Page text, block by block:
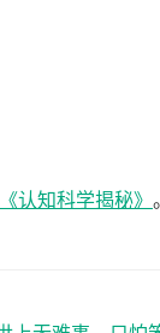
《认知科学揭秘》